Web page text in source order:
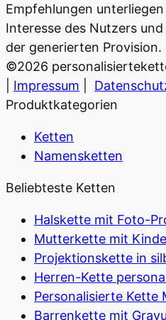
Empfehlungen
Interesse des Nutzers
der generierten Provision.
©2026
Impressum
Produktkategorien
Ketten
Namensketten
Beliebteste Ketten
Halskette mit Foto-
Mutterkette mit
Projektionskette in
Herren-Kette
Personalisierte Kette
Barrenkette mit